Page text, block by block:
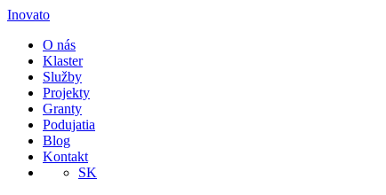
Inovato
O nás
Klaster
Služby
Projekty
Granty
Podujatia
Blog
Kontakt
SK